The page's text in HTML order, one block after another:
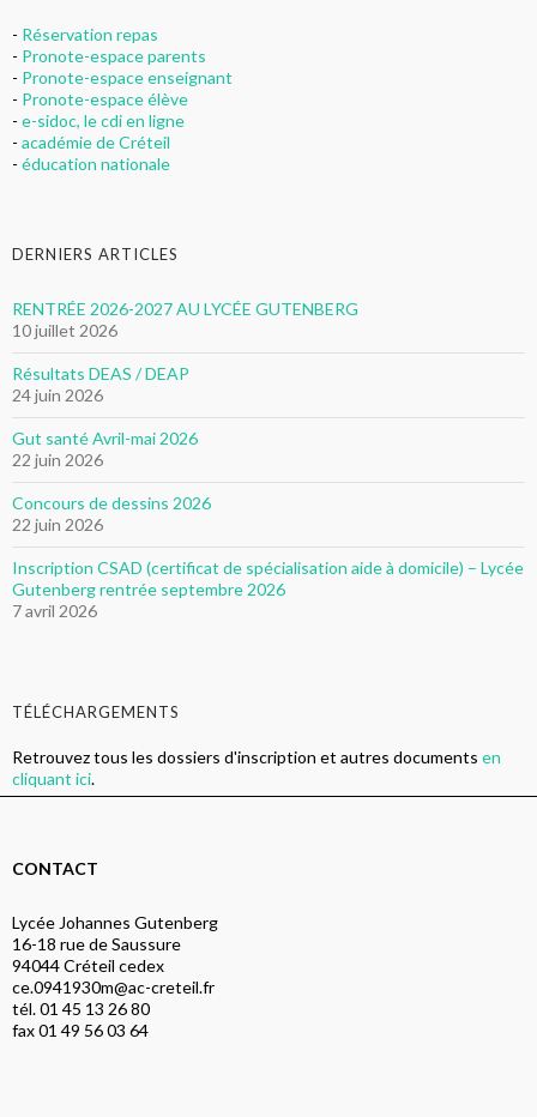
- Réservation repas
- Pronote-espace parents
- Pronote-espace enseignant
- Pronote-espace élève
- e-sidoc, le cdi en ligne
- académie de Créteil
- éducation nationale
DERNIERS ARTICLES
RENTRÉE 2026-2027 AU LYCÉE GUTENBERG
10 juillet 2026
Résultats DEAS / DEAP
24 juin 2026
Gut santé Avril-mai 2026
22 juin 2026
Concours de dessins 2026
22 juin 2026
Inscription CSAD (certificat de spécialisation aide à domicile) – Lycée
Gutenberg rentrée septembre 2026
7 avril 2026
TÉLÉCHARGEMENTS
Retrouvez tous les dossiers d'inscription et autres documents en
cliquant ici.
CONTACT
Lycée Johannes Gutenberg
16-18 rue de Saussure
94044 Créteil cedex
ce.0941930m@ac-creteil.fr
tél. 01 45 13 26 80
fax 01 49 56 03 64